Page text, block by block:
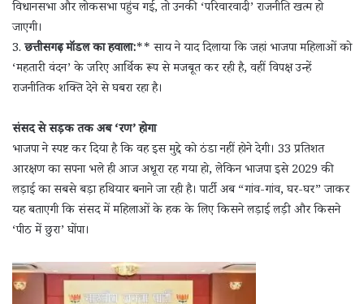
विधानसभा और लोकसभा पहुंच गईं, तो उनकी ‘परिवारवादी’ राजनीति खत्म हो
जाएगी।
3.छत्तीसगढ़ मॉडल का हवाला:** साय ने याद दिलाया कि जहां भाजपा महिलाओं को
‘महतारी वंदन’ के जरिए आर्थिक रूप से मजबूत कर रही है, वहीं विपक्ष उन्हें
राजनीतिक शक्ति देने से घबरा रहा है।
संसद से सड़क तक अब ‘रण’ होगा
भाजपा ने स्पष्ट कर दिया है कि वह इस मुद्दे को ठंडा नहीं होने देगी। 33 प्रतिशत
आरक्षण का सपना भले ही आज अधूरा रह गया हो, लेकिन भाजपा इसे 2029 की
लड़ाई का सबसे बड़ा हथियार बनाने जा रही है। पार्टी अब “गांव-गांव, घर-घर” जाकर
यह बताएगी कि संसद में महिलाओं के हक के लिए किसने लड़ाई लड़ी और किसने
‘पीठ में छुरा’ घोंपा।